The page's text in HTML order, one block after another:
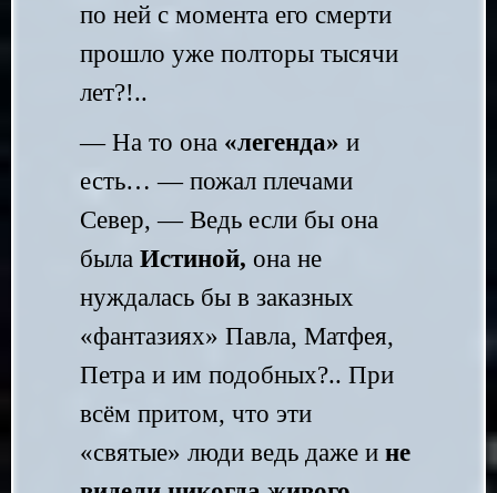
по ней с момента его смерти
прошло уже полторы тысячи
лет?!..
— На то она«легенда» и
есть…— пожал плечами
Север, — Ведь если бы она
была Истиной, она не
нуждалась бы в заказных
«фантазиях» Павла, Матфея,
Петра и им подобных?.. При
всём притом, что эти
«святые» люди ведь даже и не